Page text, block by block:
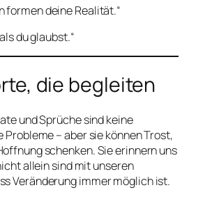
formen deine Realität.“
du glaubst.“
die begleiten
und Sprüche sind keine
Probleme – aber sie können Trost,
schenken. Sie erinnern uns
allein sind mit unseren
Veränderung immer möglich ist.